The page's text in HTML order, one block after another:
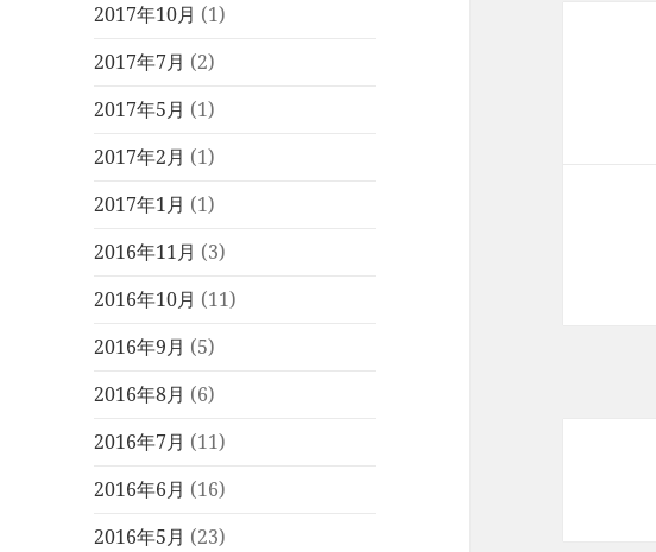
2017年10月 (1)
2017年7月 (2)
2017年5月 (1)
2017年2月 (1)
2017年1月 (1)
2016年11月 (3)
2016年10月 (11)
2016年9月 (5)
2016年8月 (6)
2016年7月 (11)
2016年6月 (16)
2016年5月 (23)